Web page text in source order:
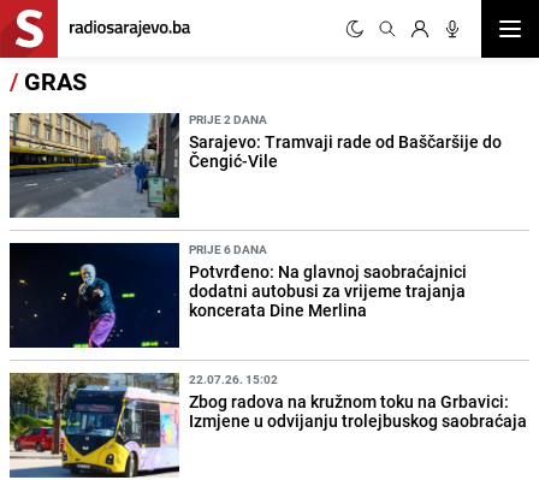
/ GRAS
PRIJE 2 DANA
Sarajevo: Tramvaji rade od Baščaršije do
Čengić-Vile
PRIJE 6 DANA
Potvrđeno: Na glavnoj saobraćajnici
dodatni autobusi za vrijeme trajanja
koncerata Dine Merlina
22.07.26. 15:02
Zbog radova na kružnom toku na Grbavici:
Izmjene u odvijanju trolejbuskog saobraćaja